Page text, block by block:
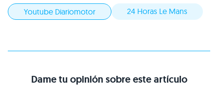
Youtube Diariomotor 24 Horas Le Mans
Dame tu opinión sobre este artículo